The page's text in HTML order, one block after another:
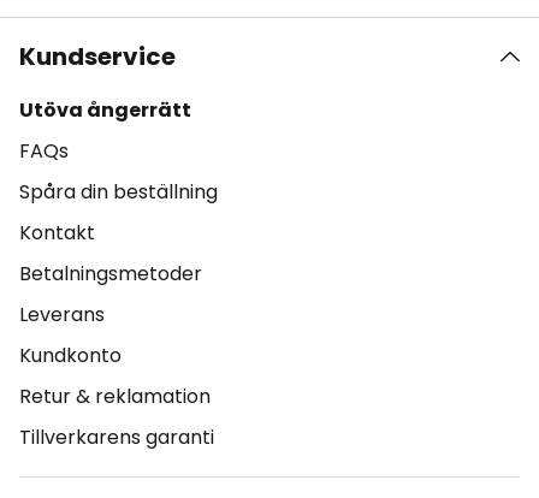
Kundservice
Utöva ångerrätt
FAQs
Spåra din beställning
Kontakt
Betalningsmetoder
Leverans
Kundkonto
Retur & reklamation
Tillverkarens garanti